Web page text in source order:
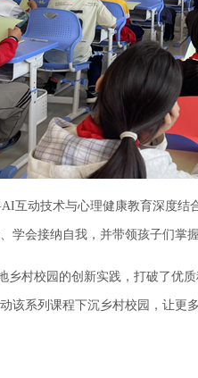
动技术与心理健康教育深度结
学会接纳自我，并带领孩子们掌
乡村校园的创新实践，打破了优
该系列课程下沉乡村校园，让更